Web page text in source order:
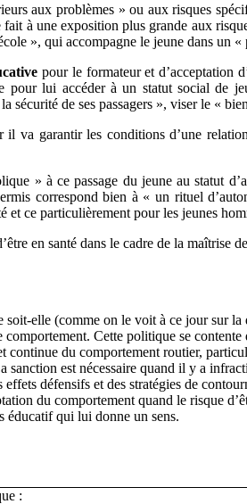
aux problèmes » ou aux risques
à une exposition plus grande aux
», qui accompagne le jeune dans un «
pour le formateur et d’acceptation
pour lui accéder à un statut social de
de ses passagers », viser le «
va garantir les conditions d’une
» à ce passage du jeune au statut
correspond bien à « un rituel
et ce particulièrement pour les jeunes
en santé dans le cadre de la maîtrise
elle (comme on le voit à ce jour sur
Cette politique se
du comportement routier,
est nécessaire quand il y a
défensifs et des stratégies de
du comportement quand le risque
éducatif qui lui donne un sens.
: